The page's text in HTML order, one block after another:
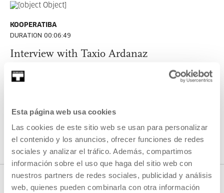
Esta página web usa cookies
Las cookies de este sitio web se usan para personalizar
el contenido y los anuncios, ofrecer funciones de redes
sociales y analizar el tráfico. Además, compartimos
información sobre el uso que haga del sitio web con
nuestros partners de redes sociales, publicidad y análisis
web, quienes pueden combinarla con otra información
KOOPERATIBA
DURATION 00:06:49
Interview with Taxio Ardanaz
TAXIO ARDANAZ